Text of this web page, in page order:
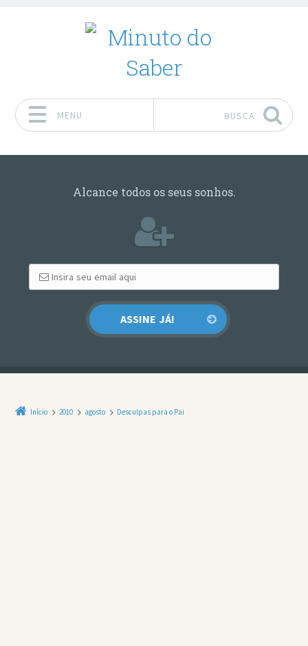
MENU BUSCA
Alcance todos os seus sonhos.
Início 2010 agosto Desculpas para o Pai